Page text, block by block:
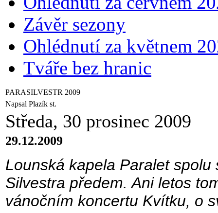
Závěr sezony
Ohlédnutí za květnem
Tváře bez hranic
PARASILVESTR 2009
Napsal Plazík st.
Středa, 30 prosinec 2009
29.12.2009
Lounská kapela Paralet
Silvestra předem. Ani letos
vánočním koncertu Kvítku, o